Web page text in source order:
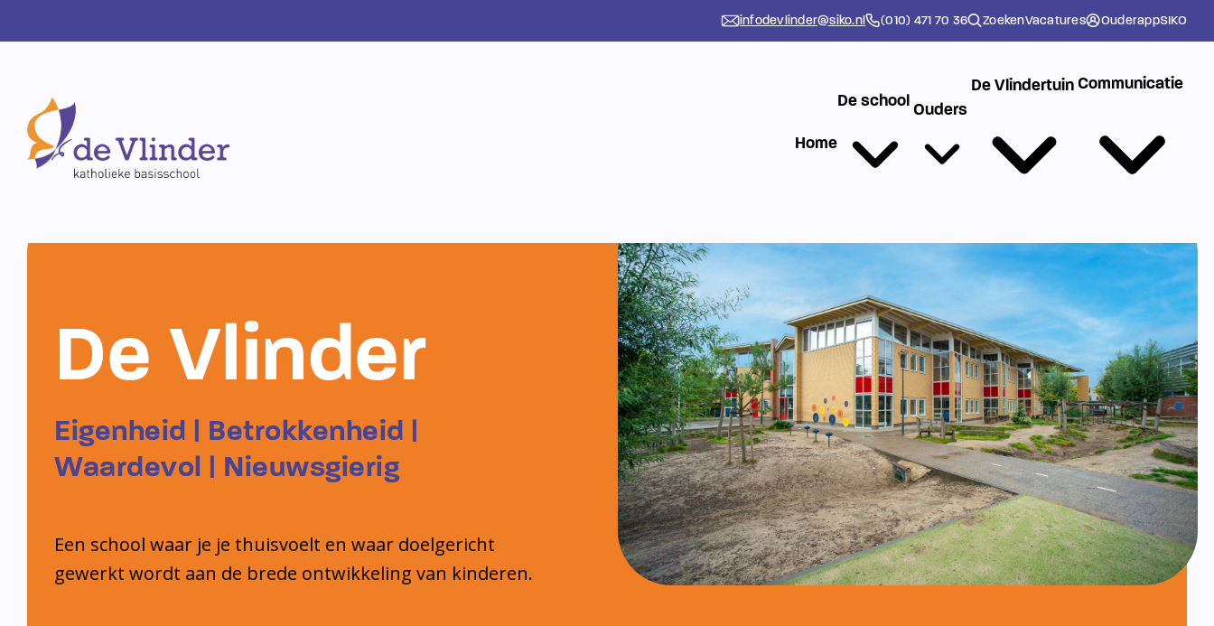
infodevlinder@siko.nl (010) 471 70 36 ZoekenVacatures OuderappSIKO
Home
De school Ouders
De Vlindertuin Communicatie
De Vlinder
Eigenheid | Betrokkenheid |
Waardevol | Nieuwsgierig
Een school waar je je thuisvoelt en waar doelgericht
gewerkt wordt aan de brede ontwikkeling van kinderen.